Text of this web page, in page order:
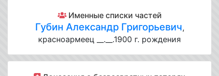
Именные списки частей
Губин Александр Григорьевич,
красноармеец __.__.1900 г. рождения